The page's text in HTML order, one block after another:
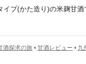
プ(かた造り)の米麹甘酒
酒探求の旅 • 甘酒レビュー • 九